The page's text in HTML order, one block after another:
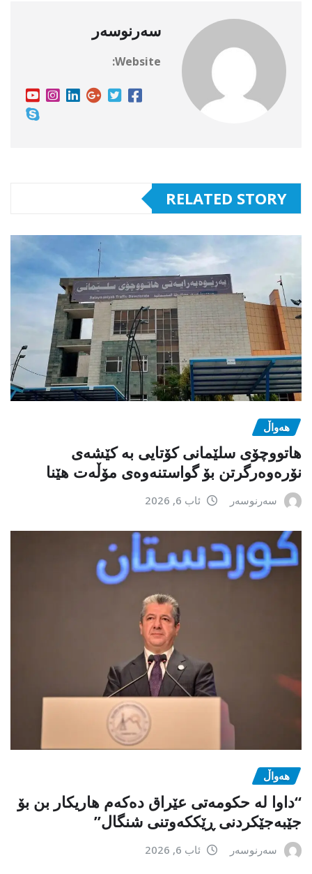
سەرنوسەر
Website:
RELATED STORY
هەواڵ
هاتووچۆی سلێمانی کۆتایی بە کێشەی
نۆرەوەرگرتن بۆ گواستنەوەی مۆڵەت هێنا
سەرنوسەر ئاب 6, 2026
هەواڵ
“داوا لە حكومەتی عێراق دەكەم هاریكار بن بۆ
جێبەجێكردنی ڕێككەوتنی شنگال”
سەرنوسەر ئاب 6, 2026